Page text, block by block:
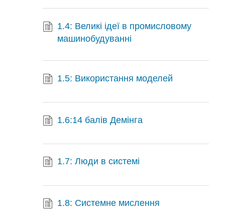
1.4: Великі ідеї в промисловому
машинобудуванні
1.5: Використання моделей
1.6:14 балів Демінга
1.7: Люди в системі
1.8: Системне мислення